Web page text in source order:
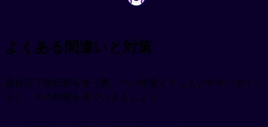
よくある間違いと対策
現在完了進行形を使う際、つい間違えてしまいやすいポイン
トと、その対策を見ていきましょう。